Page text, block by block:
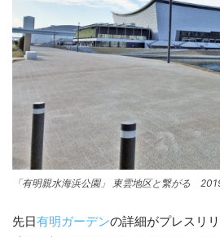
「有明親水海浜公園」 東雲地区と繋がる
先日有明ガーデンの詳細がプレスリ